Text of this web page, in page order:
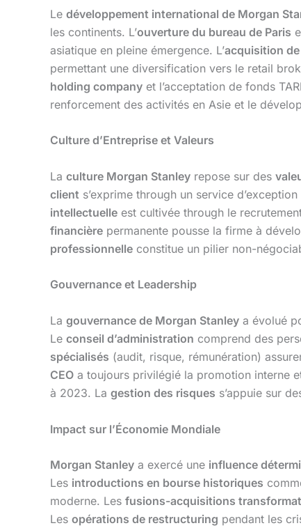
Le développement international de Morgan
les continents. L’ouverture du bureau de Paris
asiatique en pleine émergence. L’acquisition
permettant une diversification vers le retail
holding company et l’acceptation de fonds
renforcement des activités en Asie et le
Culture d’Entreprise et Valeurs
La culture Morgan Stanley repose sur des
client s’exprime through un service
intellectuelle est cultivée through le
financière permanente pousse la firme à
professionnelle constitue un pilier non-
Gouvernance et Leadership
La gouvernance de Morgan Stanley a évolué
Le conseil d’administration comprend des
spécialisés (audit, risque, rémunération)
CEO a toujours privilégié la promotion interne
à 2023. La gestion des risques s’appuie sur
Impact sur l’Économie Mondiale
Morgan Stanley a exercé une influence
Les introductions en bourse historiques
moderne. Les fusions-acquisitions
Les opérations de restructuring pendant les